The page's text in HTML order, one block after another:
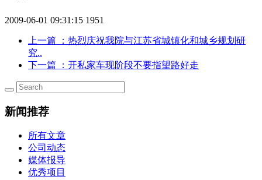
2009-06-01 09:31:15 1951
上一篇
：热烈庆祝我院与江苏省城镇化和城乡规划研
究..
下一篇
：开私家车现阶段不要指望路好走
新闻推荐
所有文章
公司动态
媒体报导
优秀项目